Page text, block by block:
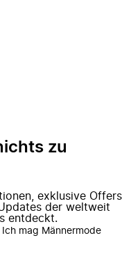
zu
exklusive Offers
der weltweit
entdeckt.
Ich mag Männermode